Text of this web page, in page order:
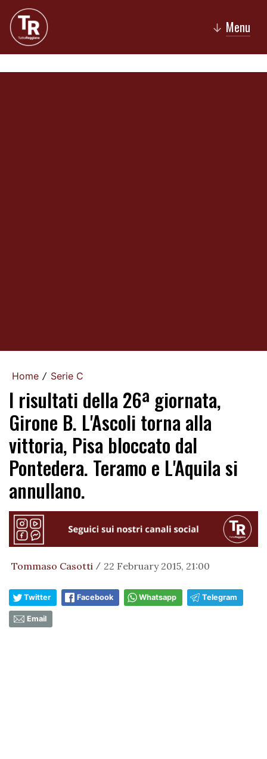
↓ Menu
Home / Serie C
I risultati della 26ª giornata,
Girone B. L'Ascoli torna alla
vittoria, Pisa bloccato dal
Pontedera. Teramo e L'Aquila si
annullano.
Tommaso Casotti / 22 February 2015, 21:00
Twitter Facebook Whatsapp Telegram
Email